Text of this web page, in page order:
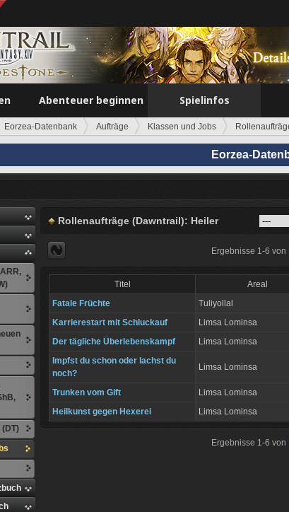
Abenteuer beginnen Spielinfos
Eorzea-Datenbank Aufträge Klassen und Jobs
Eorzea-
Rollenaufträge (Dawntrail): Heiler
Ergebnisse 1-6 von
Titel Areal
Fatale Früchte
Tuliyollal
Karrierestart mit Schluckauf
Limsa Lominsa
Der tägliche Überlebenskampf
Limsa Lominsa
Impfst du schon oder lachst du
noch?
Limsa Lominsa
Trunken vom Gift Limsa Lominsa
Heilkunst gegen Hexerei
Limsa Lominsa
Ergebnisse 1-6 von